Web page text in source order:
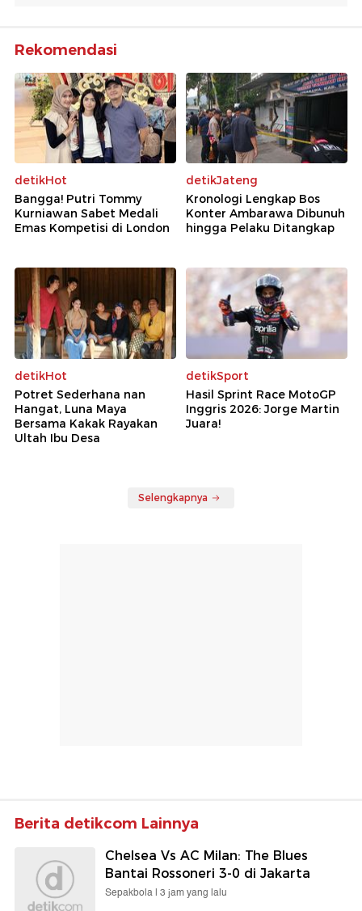
Rekomendasi
detikHot
Bangga! Putri Tommy
Kurniawan Sabet Medali
Emas Kompetisi di London
detikJateng
Kronologi Lengkap Bos
Konter Ambarawa Dibunuh
hingga Pelaku Ditangkap
detikHot
Potret Sederhana nan
Hangat, Luna Maya
Bersama Kakak Rayakan
Ultah Ibu Desa
detikSport
Hasil Sprint Race MotoGP
Inggris 2026: Jorge Martin
Juara!
Selengkapnya
Berita detikcom Lainnya
Chelsea Vs AC Milan: The Blues
Bantai Rossoneri 3-0 di Jakarta
Sepakbola | 3 jam yang lalu